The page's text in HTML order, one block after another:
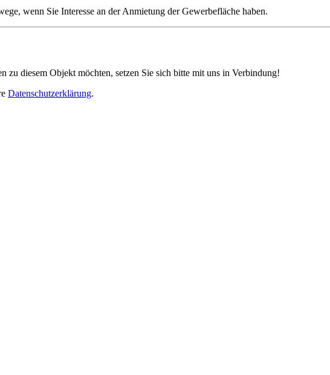
wenn Sie Interesse an der Anmietung der Gewerbefläche haben.
zu diesem Objekt möchten, setzen Sie sich bitte mit uns in Verbindung!
Datenschutzerklärung.